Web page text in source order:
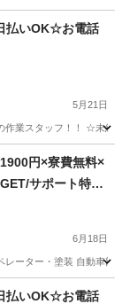
払いOK☆お電話
5月21日
の作業スタッフ！！
円×寮費無料×
サポート特典
6月18日
ーター・塗装 自動車
払いOK☆お電話